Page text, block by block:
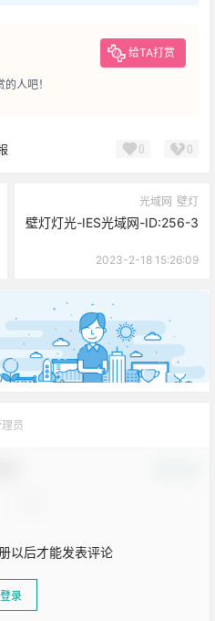
给TA打赏
人吧！
0 0
光域网 壁灯
壁灯灯光-IES光域网-ID:256-3
2023-2-18 15:26:09
员
以后才能发表评论
登录